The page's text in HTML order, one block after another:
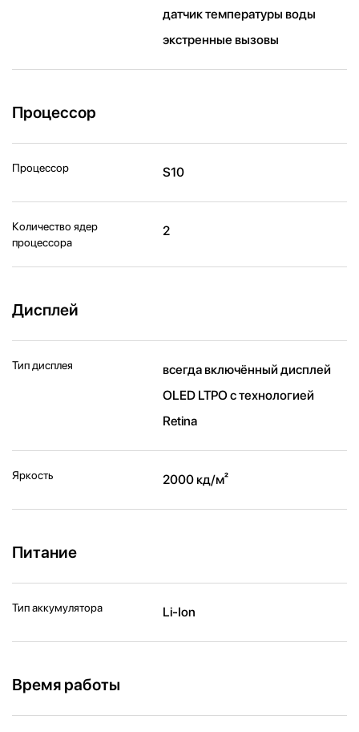
датчик температуры воды
экстренные вызовы
Процессор
Процессор S10
Количество ядер
процессора
2
Дисплей
Тип дисплея
всегда включённый дисплей
OLED LTPO с технологией
Retina
Яркость 2000 кд/ м²
Питание
Тип аккумулятора Li-Ion
Время работы